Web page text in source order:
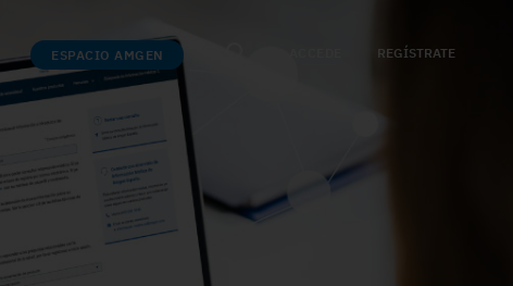
ESPACIO AMGEN REGÍSTRATE